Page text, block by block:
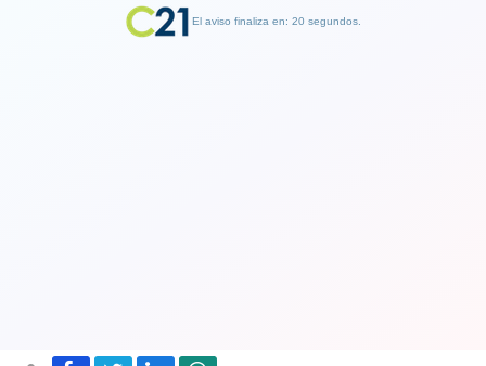
El aviso finaliza en: 19 segundos.